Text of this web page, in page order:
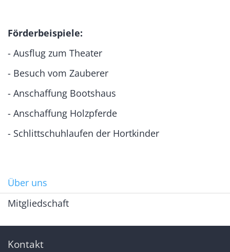
Förderbeispiele:
- Ausflug zum Theater
- Besuch vom Zauberer
- Anschaffung Bootshaus
- Anschaffung Holzpferde
- Schlittschuhlaufen der Hortkinder
Über uns
Mitgliedschaft
Kontakt